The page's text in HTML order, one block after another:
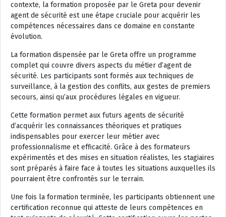
contexte, la formation proposée par le Greta pour devenir
agent de sécurité est une étape cruciale pour acquérir les
compétences nécessaires dans ce domaine en constante
évolution.
La formation dispensée par le Greta offre un programme
complet qui couvre divers aspects du métier d’agent de
sécurité. Les participants sont formés aux techniques de
surveillance, à la gestion des conflits, aux gestes de premiers
secours, ainsi qu’aux procédures légales en vigueur.
Cette formation permet aux futurs agents de sécurité
d’acquérir les connaissances théoriques et pratiques
indispensables pour exercer leur métier avec
professionnalisme et efficacité. Grâce à des formateurs
expérimentés et des mises en situation réalistes, les stagiaires
sont préparés à faire face à toutes les situations auxquelles ils
pourraient être confrontés sur le terrain.
Une fois la formation terminée, les participants obtiennent une
certification reconnue qui atteste de leurs compétences en